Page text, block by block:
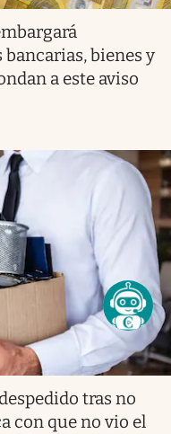
bienes y
a este aviso
tras no
con que no vio el